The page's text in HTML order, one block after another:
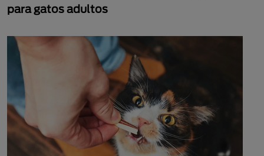
para gatos adultos